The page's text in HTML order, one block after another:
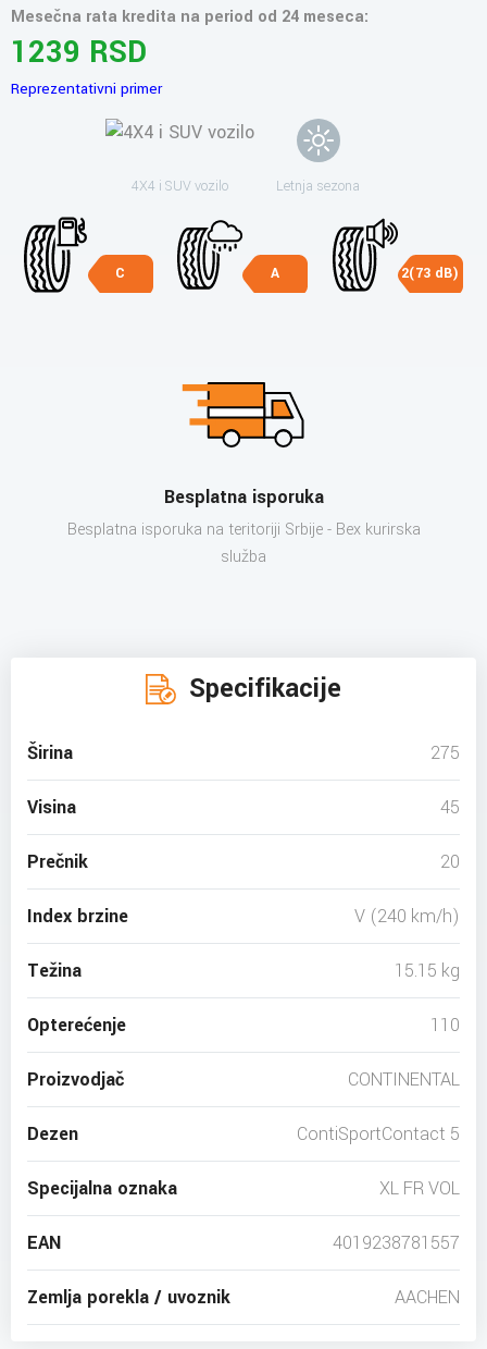
Mesečna rata kredita na period od 24 meseca:
1239 RSD
Reprezentativni primer
4X4 i SUV vozilo Letnja sezona
C A 2(73 dB)
Besplatna isporuka
Besplatna isporuka na teritoriji Srbije - Bex kurirska
služba
Specifikacije
Širina 275
Visina 45
Prečnik 20
Index brzine V (240 km/h)
Težina 15.15 kg
Opterećenje 110
Proizvodjač CONTINENTAL
Dezen ContiSportContact 5
Specijalna oznaka XL FR VOL
EAN 4019238781557
Zemlja porekla / uvoznik AACHEN